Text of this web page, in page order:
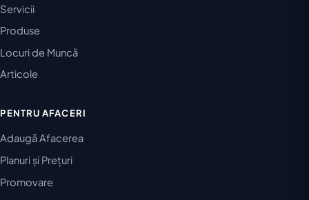
Servicii
Produse
Locuri de Muncă
Articole
PENTRU AFACERI
Adaugă Afacerea
Planuri și Prețuri
Promovare